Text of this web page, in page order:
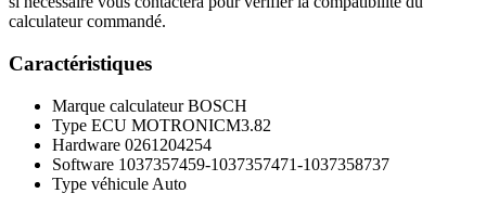
calculateur commandé.
Caractéristiques
Marque calculateur BOSCH
Type ECU MOTRONICM3.82
Hardware 0261204254
Software 1037357459-1037357471-1037358737
Type véhicule Auto